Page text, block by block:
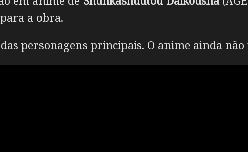
a obra.
personagens principais. O anime ainda